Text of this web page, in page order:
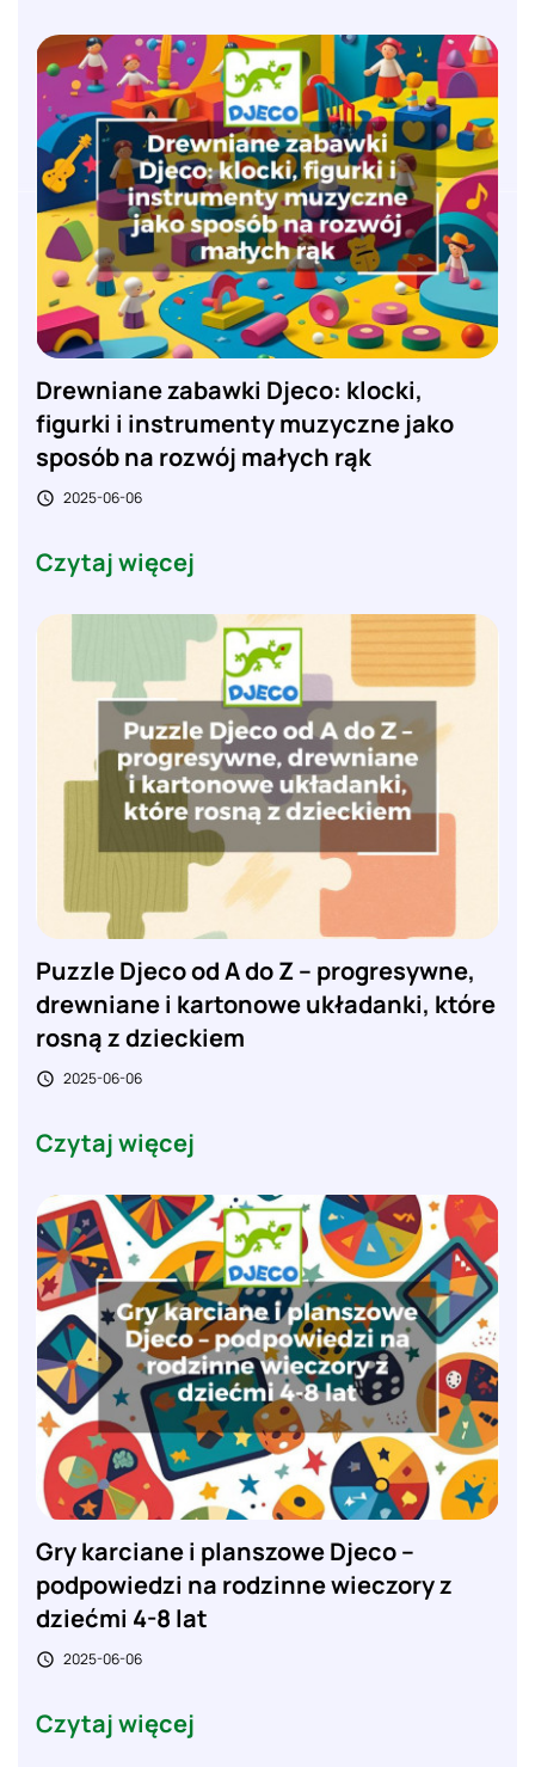
Drewniane zabawki Djeco: klocki,
figurki i instrumenty muzyczne jako
sposób na rozwój małych rąk
 2025-06-06
Czytaj więcej
Puzzle Djeco od A do Z – progresywne,
drewniane i kartonowe układanki, które
rosną z dzieckiem
 2025-06-06
Czytaj więcej
Gry karciane i planszowe Djeco –
podpowiedzi na rodzinne wieczory z
dziećmi 4-8 lat
 2025-06-06
Czytaj więcej